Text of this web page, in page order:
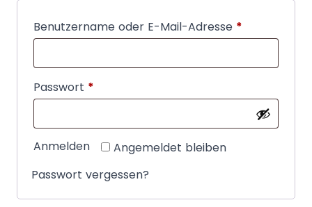
Benutzername oder E-Mail-Adresse *
Passwort *
Angemeldet bleiben
Anmelden
Passwort vergessen?